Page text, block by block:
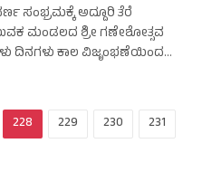
ಸಂಭ್ರಮಕ್ಕೆ ಅದ್ದೂರಿ ತೆರೆ
ಮಂಡಲದ ಶ್ರೀ ಗಣೇಶೋತ್ಸವ
ದಿನಗಳು ಕಾಲ ವಿಜೃಂಭಣೆಯಿಂದ…
228 229 230 231